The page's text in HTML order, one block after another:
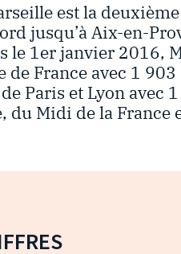
est la
jusqu’à Aix-en-
le 1er janvier 2016,
de France avec 1
Paris et Lyon
du Midi de la